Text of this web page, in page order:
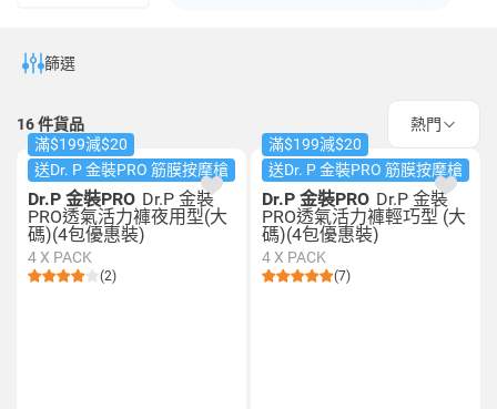
篩選
16件貨品
熱門
滿$199減$20
送Dr. P 金裝PRO 筋膜按摩槍
Dr.P 金裝PRO Dr.P 金裝
PRO透氣活力褲夜用型(大
碼)(4包優惠裝)
4 X PACK
(2)
滿$199減$20
送Dr. P 金裝PRO 筋膜按摩槍
Dr.P 金裝PRO Dr.P 金裝
PRO透氣活力褲輕巧型 (大
碼)(4包優惠裝)
4 X PACK
(7)